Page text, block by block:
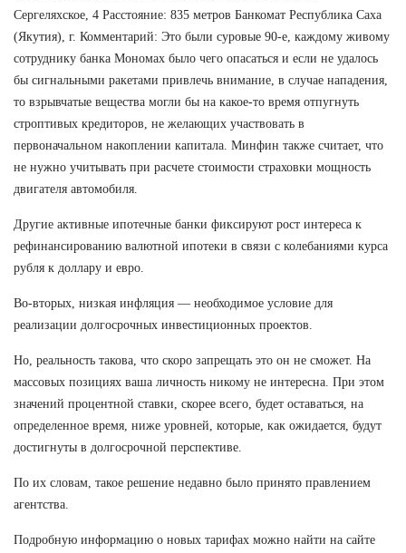
Сергеляхское, 4 Расстояние: 835 метров Банкомат Республика Саха
(Якутия), г. Комментарий: Это были суровые 90-е, каждому живому
сотруднику банка Мономах было чего опасаться и если не удалось
бы сигнальными ракетами привлечь внимание, в случае нападения,
то взрывчатые вещества могли бы на какое-то время отпугнуть
строптивых кредиторов, не желающих участвовать в
первоначальном накоплении капитала. Минфин также считает, что
не нужно учитывать при расчете стоимости страховки мощность
двигателя автомобиля.
Другие активные ипотечные банки фиксируют рост интереса к
рефинансированию валютной ипотеки в связи с колебаниями курса
рубля к доллару и евро.
Во-вторых, низкая инфляция — необходимое условие для
реализации долгосрочных инвестиционных проектов.
Но, реальность такова, что скоро запрещать это он не сможет. На
массовых позициях ваша личность никому не интересна. При этом
значений процентной ставки, скорее всего, будет оставаться, на
определенное время, ниже уровней, которые, как ожидается, будут
достигнуты в долгосрочной перспективе.
По их словам, такое решение недавно было принято правлением
агентства.
Подробную информацию о новых тарифах можно найти на сайте